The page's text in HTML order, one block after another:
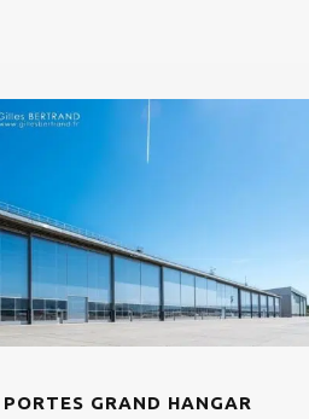
GRAND HANGAR